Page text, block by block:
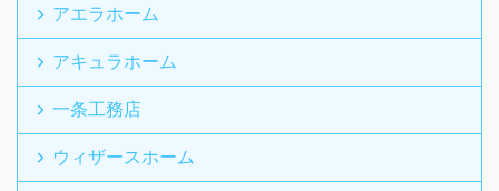
アエラホーム
アキュラホーム
一条工務店
ウィザースホーム